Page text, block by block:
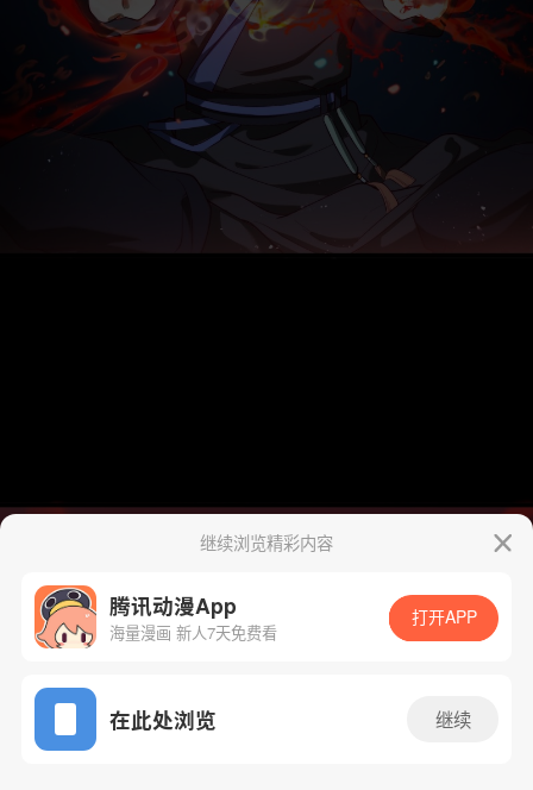
App免费看
继续浏览精彩内容
腾讯动漫App
海量漫画 新人7天免费看
打开APP
在此处浏览 继续